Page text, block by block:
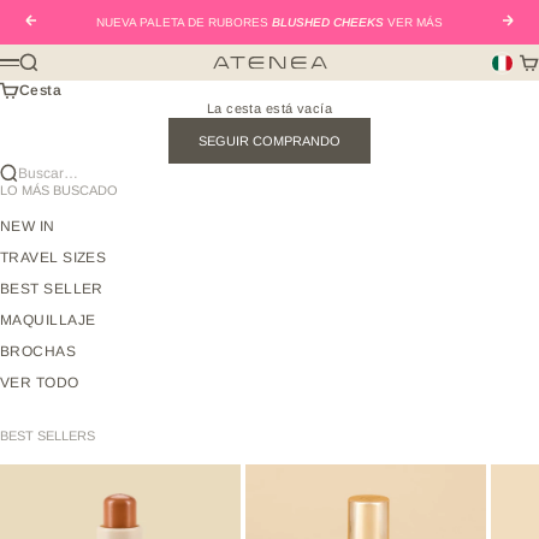
Anterior
NUEVA PALETA DE RUBORES BLUSHED CHEEKS VER MÁS
Atenea Beauty mx
Menú
Buscar
Cesta
La cesta está vacía
SEGUIR COMPRANDO
Buscar…
LO MÁS BUSCADO
NEW IN
TRAVEL SIZES
BEST SELLER
MAQUILLAJE
BROCHAS
VER TODO
BEST SELLERS